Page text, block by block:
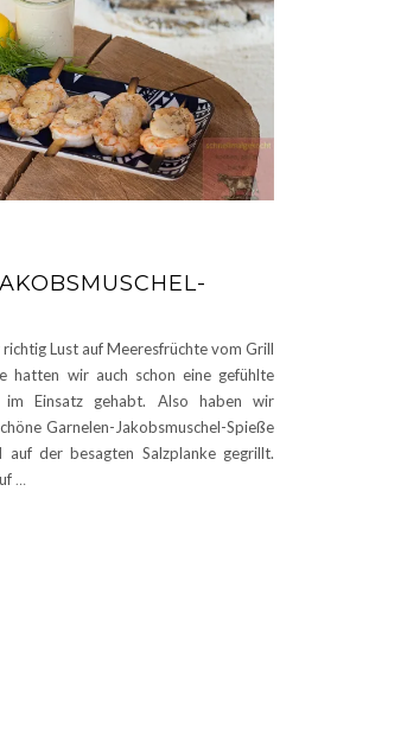
Lust auf Meeresfrüchte vom Grill
hatten wir auch schon eine gefühlte
Einsatz gehabt. Also haben wir
Garnelen-Jakobsmuschel-Spieße
auf der besagten Salzplanke gegrillt.
…